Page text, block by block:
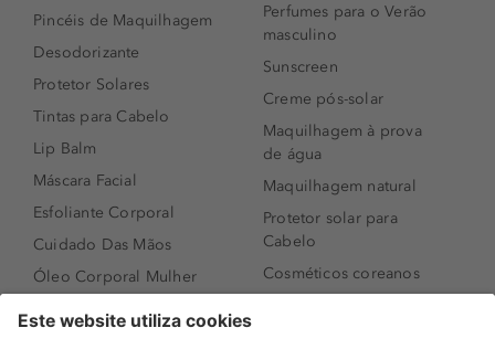
Pincéis de Maquilhagem
Desodorizante
Protetor Solares
Tintas para Cabelo
Lip Balm
Máscara Facial
Esfoliante Corporal
Cuidado Das Mãos
Óleo Corporal Mulher
Perfumes para o Verão
masculino
Sunscreen
Creme pós-solar
Maquilhagem à prova
de água
Maquilhagem natural
Protetor solar para
Cabelo
Cosméticos coreanos